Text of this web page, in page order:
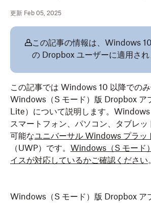
更新 Feb 05, 2025
この記事の情報は、Windows
の Dropbox ユーザーに適用され
この記事では Windows 10 以降での
Windows（S モード）版 Dropbox ア
Lite）について説明します。Windows
スマートフォン、パソコン、タブレ
可能なユニバーサル Windows プラッ
（UWP）です。 Windows（S モード
イスが対応しているかご確認ください。
Windows（S モード）版 Dropbox ア